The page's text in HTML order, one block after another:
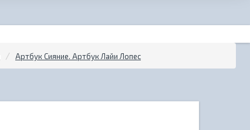
Артбук Сияние. Артбук Лайи Лопес